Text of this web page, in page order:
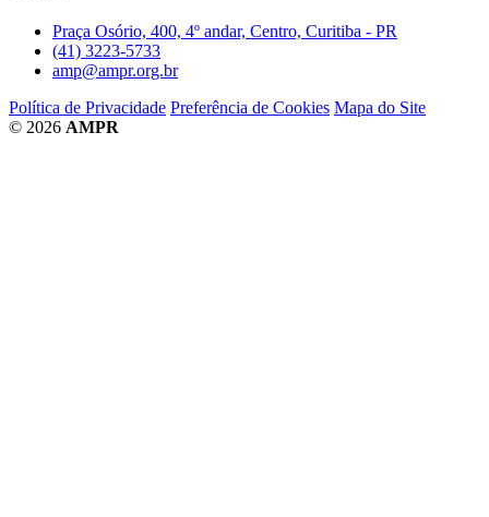
Praça Osório, 400, 4º andar, Centro, Curitiba - PR
(41) 3223-5733
amp@ampr.org.br
Política de Privacidade Preferência de Cookies Mapa do Site
© 2026 AMPR